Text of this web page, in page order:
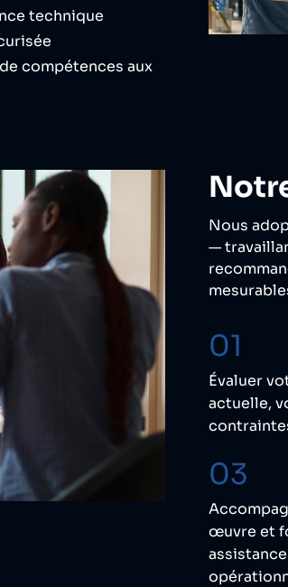
technique
compétences aux
Nous
—
01
Évaluer
actuelle,
03
œuvre et